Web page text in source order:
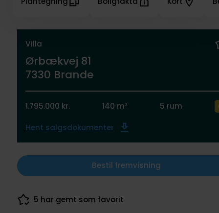
Villa
Ørbækvej 81
7330 Brande
1.795.000 kr. 140 m² 5 rum
Hent salgsdokumenter
Bestil fremvisning
5 har gemt som favorit